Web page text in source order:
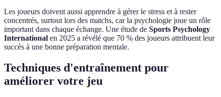
Les joueurs doivent aussi apprendre à gérer le stress et à rester
concentrés, surtout lors des matchs, car la psychologie joue un rôle
important dans chaque échange. Une étude de Sports Psychology
International en 2025 a révélé que 70 % des joueurs attribuent leur
succès à une bonne préparation mentale.
Techniques d'entraînement pour
améliorer votre jeu